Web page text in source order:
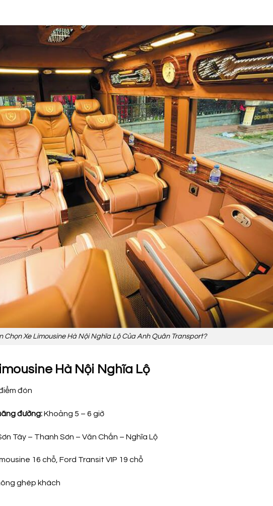
Chọn Xe Limousine Hà Nội Nghĩa Lộ Của Anh Quân Transport?
Hà Nội Nghĩa Lộ
đón
đường:Khoảng 5 – 6 giờ
Tây – Thanh Sơn – Văn Chấn – Nghĩa Lộ
16 chỗ, Ford Transit VIP 19 chỗ
ghép khách